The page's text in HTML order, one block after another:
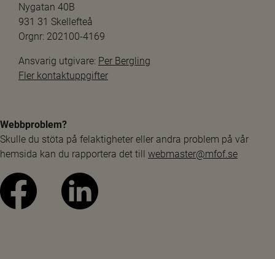
Nygatan 40B
931 31 Skellefteå
Orgnr: 202100-4169
Ansvarig utgivare: Per Bergling
Fler kontaktuppgifter
Webbproblem?
Skulle du stöta på felaktigheter eller andra problem på vår
hemsida kan du rapportera det till webmaster@mfof.se